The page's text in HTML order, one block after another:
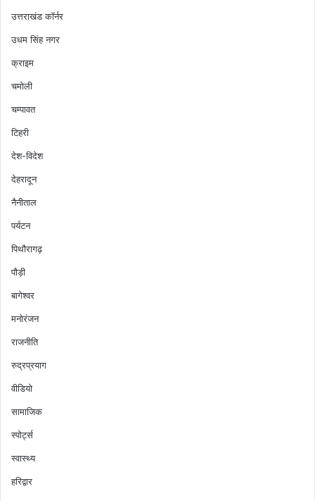
उत्तराखंड कॉर्नर
उधम सिंह नगर
क्राइम
चमोली
चम्पावत
टिहरी
देश-विदेश
देहरादून
नैनीताल
पर्यटन
पिथौरागढ़
पौड़ी
बागेश्वर
मनोरंजन
राजनीति
रुद्रप्रयाग
वीडियो
सामाजिक
स्पोर्ट्स
स्वास्थ्य
हरिद्वार